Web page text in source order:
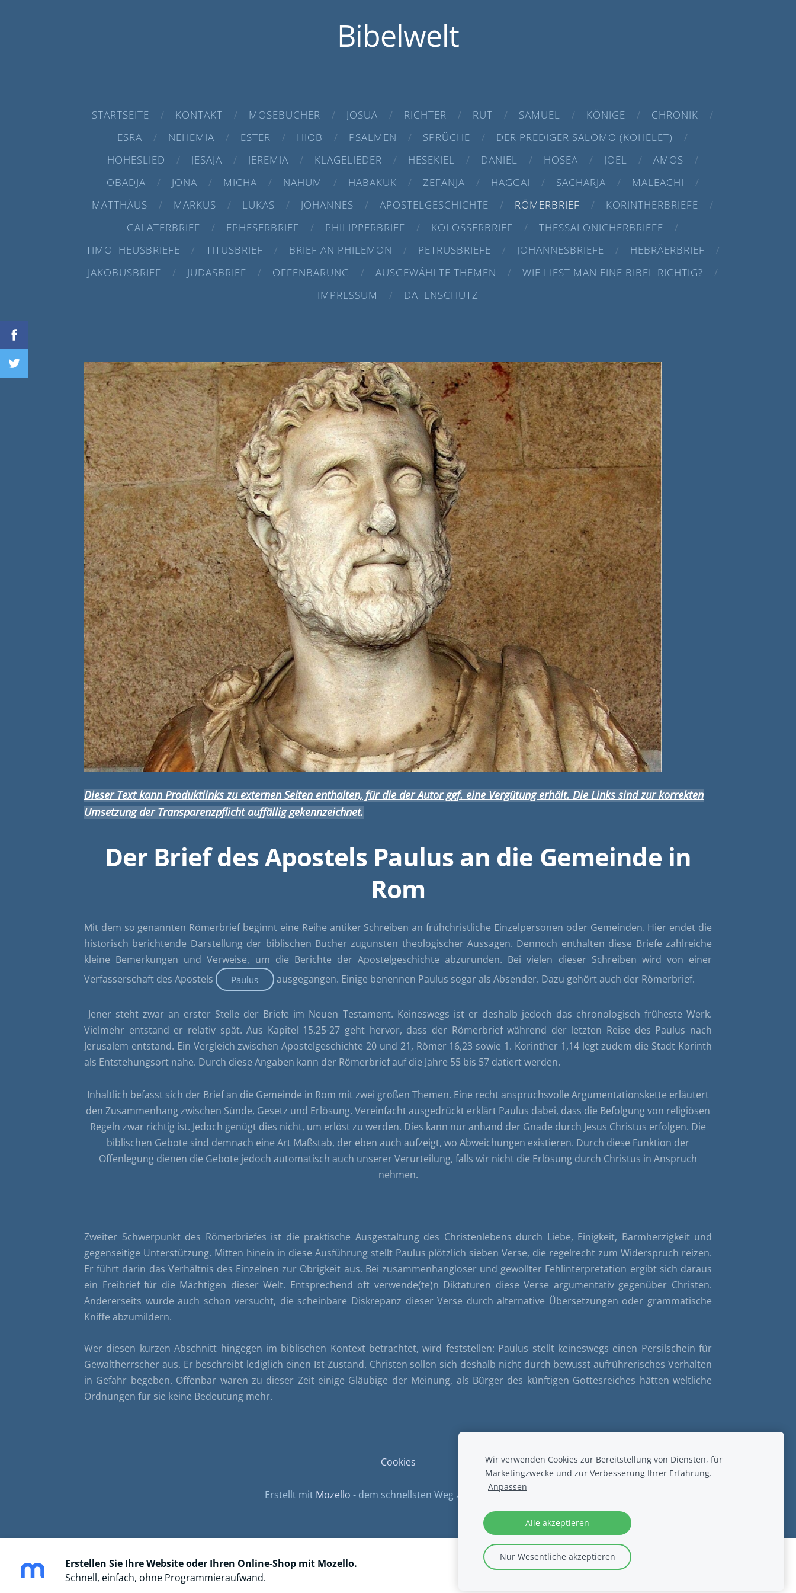
Bibelwelt
STARTSEITE KONTAKT MOSEBÜCHER JOSUA RICHTER RUT SAMUEL KÖNIGE
CHRONIK
ESRA
NEHEMIA ESTER HIOB PSALMEN SPRÜCHE
DER PREDIGER SALOMO (KOHELET)
HOHESLIED
JESAJA JEREMIA KLAGELIEDER HESEKIEL DANIEL HOSEA JOEL
AMOS
OBADJA
JONA MICHA NAHUM HABAKUK ZEFANJA HAGGAI SACHARJA
MALEACHI
MATTHÄUS
MARKUS LUKAS JOHANNES APOSTELGESCHICHTE RÖMERBRIEF
KORINTHERBRIEFE
GALATERBRIEF
EPHESERBRIEF PHILIPPERBRIEF KOLOSSERBRIEF
THESSALONICHERBRIEFE
TIMOTHEUSBRIEFE
TITUSBRIEF BRIEF AN PHILEMON PETRUSBRIEFE JOHANNESBRIEFE
HEBRÄERBRIEF
JAKOBUSBRIEF
JUDASBRIEF OFFENBARUNG AUSGEWÄHLTE THEMEN
WIE LIEST MAN EINE BIBEL RICHTIG?
IMPRESSUM
DATENSCHUTZ
Dieser Text kann Produktlinks zu externen Seiten enthalten, für die der Autor ggf. eine Vergütung erhält. Die Links sind zur korrekten
Umsetzung der Transparenzpflicht auffällig gekennzeichnet.
Der Brief des Apostels Paulus an die Gemeinde in
Rom
Mit dem so genannten Römerbrief beginnt eine Reihe antiker Schreiben an frühchristliche Einzelpersonen oder Gemeinden. Hier endet die
historisch berichtende Darstellung der biblischen Bücher zugunsten theologischer Aussagen. Dennoch enthalten diese Briefe zahlreiche
kleine Bemerkungen und Verweise, um die Berichte der Apostelgeschichte abzurunden. Bei vielen dieser Schreiben wird von einer
Verfasserschaft des Apostels
Paulus ausgegangen. Einige benennen Paulus sogar als Absender. Dazu gehört auch der Römerbrief.
Jener steht zwar an erster Stelle der Briefe im Neuen Testament. Keineswegs ist er deshalb jedoch das chronologisch früheste Werk.
Vielmehr entstand er relativ spät. Aus Kapitel 15,25-27 geht hervor, dass der Römerbrief während der letzten Reise des Paulus nach
Jerusalem entstand. Ein Vergleich zwischen Apostelgeschichte 20 und 21, Römer 16,23 sowie 1. Korinther 1,14 legt zudem die Stadt Korinth
als Entstehungsort nahe. Durch diese Angaben kann der Römerbrief auf die Jahre 55 bis 57 datiert werden.
Inhaltlich befasst sich der Brief an die Gemeinde in Rom mit zwei großen Themen. Eine recht anspruchsvolle Argumentationskette erläutert
den Zusammenhang zwischen Sünde, Gesetz und Erlösung. Vereinfacht ausgedrückt erklärt Paulus dabei, dass die Befolgung von religiösen
Regeln zwar richtig ist. Jedoch genügt dies nicht, um erlöst zu werden. Dies kann nur anhand der Gnade durch Jesus Christus erfolgen. Die
biblischen Gebote sind demnach eine Art Maßstab, der eben auch aufzeigt, wo Abweichungen existieren. Durch diese Funktion der
Offenlegung dienen die Gebote jedoch automatisch auch unserer Verurteilung, falls wir nicht die Erlösung durch Christus in Anspruch
nehmen.
Zweiter Schwerpunkt des Römerbriefes ist die praktische Ausgestaltung des Christenlebens durch Liebe, Einigkeit, Barmherzigkeit und
gegenseitige Unterstützung. Mitten hinein in diese Ausführung stellt Paulus plötzlich sieben Verse, die regelrecht zum Widerspruch reizen.
Er führt darin das Verhältnis des Einzelnen zur Obrigkeit aus. Bei zusammenhangloser und gewollter Fehlinterpretation ergibt sich daraus
ein Freibrief für die Mächtigen dieser Welt. Entsprechend oft verwende(te)n Diktaturen diese Verse argumentativ gegenüber Christen.
Andererseits wurde auch schon versucht, die scheinbare Diskrepanz dieser Verse durch alternative Übersetzungen oder grammatische
Kniffe abzumildern.
Wer diesen kurzen Abschnitt hingegen im biblischen Kontext betrachtet, wird feststellen: Paulus stellt keineswegs einen Persilschein für
Gewaltherrscher aus. Er beschreibt lediglich einen Ist-Zustand. Christen sollen sich deshalb nicht durch bewusst aufrührerisches Verhalten
in Gefahr begeben. Offenbar waren zu dieser Zeit einige Gläubige der Meinung, als Bürger des künftigen Gottesreiches hätten weltliche
Ordnungen für sie keine Bedeutung mehr.
Cookies
Erstellt mit Mozello - dem schnellsten Weg zu Ihrer Website.
Erstellen Sie Ihre Website oder Ihren Online-Shop mit Mozello.
Schnell, einfach, ohne Programmieraufwand.
Missbrauch melden
Wir verwenden Cookies zur Bereitstellung von Diensten, für
Marketingzwecke und zur Verbesserung Ihrer Erfahrung.
Anpassen
Alle akzeptieren
Nur Wesentliche akzeptieren